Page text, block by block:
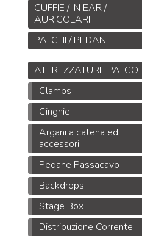
CUFFIE / IN EAR /
AURICOLARI
PALCHI / PEDANE
ATTREZZATURE PALCO
Clamps
Cinghie
Argani a catena ed
accessori
Pedane Passacavo
Backdrops
Stage Box
Distribuzione Corrente